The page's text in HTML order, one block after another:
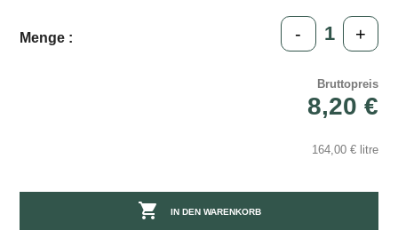
Menge : - +
Bruttopreis
8,20 €
164,00 € litre
 IN DEN WARENKORB